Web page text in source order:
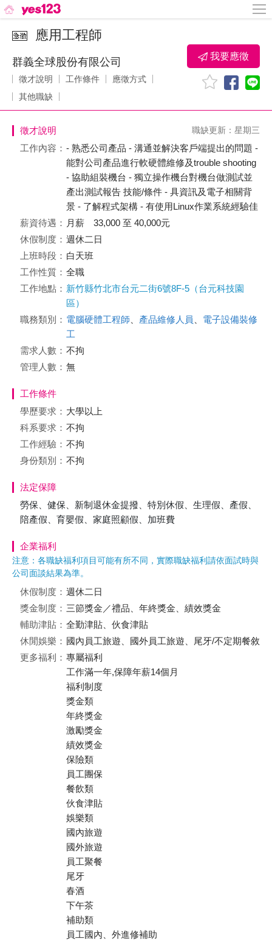
應用工程師
群義全球股份有限公司
徵才說明 工作條件
應徵方式
其他職缺
我要應徵
徵才說明 職缺更新：星期三
工作內容： - 熟悉公司產品 - 溝通並解決客戶端提出的問題 -
能對公司產品進行軟硬體維修及trouble shooting
- 協助組裝機台 - 獨立操作機台對機台做測試並
產出測試報告 技能/條件 - 具資訊及電子相關背
景 - 了解程式架構 - 有使用Linux作業系統經驗佳
薪資待遇： 月薪 33,000 至 40,000元
休假制度： 週休二日
上班時段： 白天班
工作性質： 全職
工作地點： 新竹縣竹北市台元二街6號8F-5（台元科技園
區）
職務類別： 電腦硬體工程師 產品維修人員
電子設備裝修
工
需求人數： 不拘
管理人數： 無
工作條件
學歷要求： 大學以上
科系要求： 不拘
工作經驗： 不拘
身份類別： 不拘
法定保障
勞保、健保、新制退休金提撥、特別休假、生理假、產假、
陪產假、育嬰假、家庭照顧假、加班費
企業福利
注意：各職缺福利項目可能有所不同，實際職缺福利請依面試時與
公司面談結果為準。
休假制度： 週休二日
獎金制度： 三節獎金／禮品、年終獎金、績效獎金
輔助津貼： 全勤津貼、伙食津貼
休閒娛樂： 國內員工旅遊、國外員工旅遊、尾牙/不定期餐敘
更多福利： 專屬福利
工作滿一年,保障年薪14個月
福利制度
獎金類
年終獎金
激勵獎金
績效獎金
保險類
員工團保
餐飲類
伙食津貼
娛樂類
國內旅遊
國外旅遊
員工聚餐
尾牙
春酒
下午茶
補助類
員工國內、外進修補助